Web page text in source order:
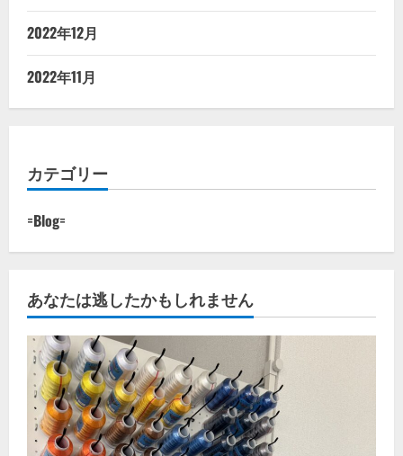
2022年12月
2022年11月
カテゴリー
=Blog=
あなたは逃したかもしれません